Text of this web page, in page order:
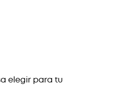
elegir para tu